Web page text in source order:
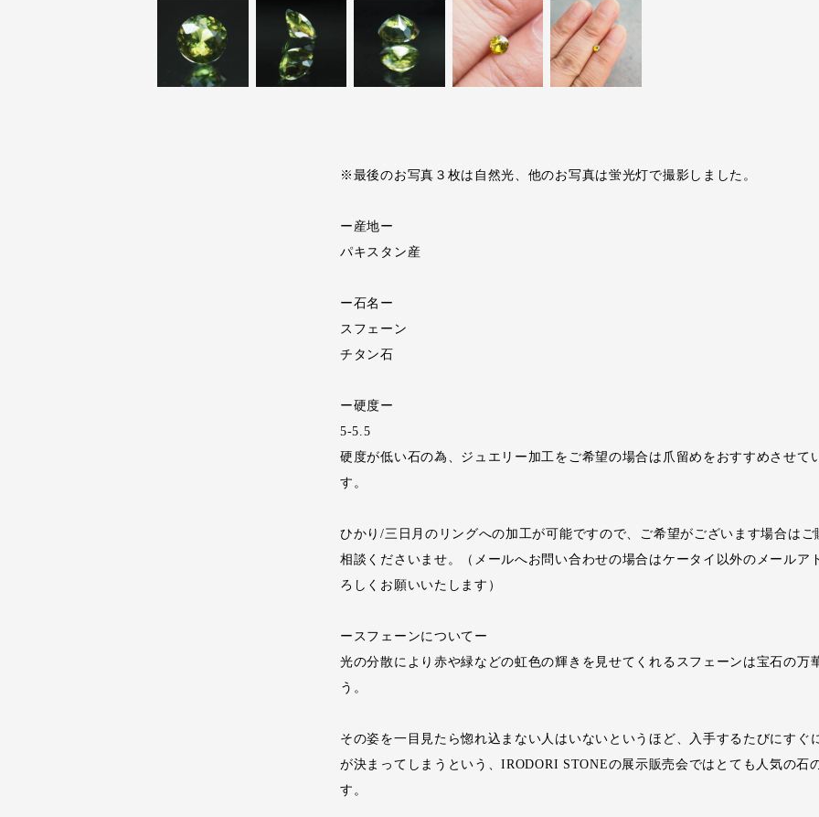
※最後のお写真３枚は自然光、他のお写真は蛍光灯で撮影しました。
ー産地ー
パキスタン産
ー石名ー
スフェーン
チタン石
ー硬度ー
5-5.5
硬度が低い石の為、ジュエリー加工をご希望の場合は爪留めをおすすめさせて
す。
ひかり/三日月のリングへの加工が可能ですので、ご希望がございます場合はご
相談くださいませ。（メールへお問い合わせの場合はケータイ以外のメールア
ろしくお願いいたします）
ースフェーンについてー
光の分散により赤や緑などの虹色の輝きを見せてくれるスフェーンは宝石の万
う。
その姿を一目見たら惚れ込まない人はいないというほど、入手するたびにすぐ
が決まってしまうという、IRODORI STONEの展示販売会ではとても人気の石
す。